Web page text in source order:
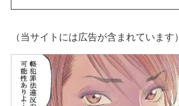
（当サイトには広告が含まれています）